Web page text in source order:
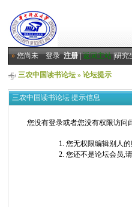
»您尚未登录 注册|返回主站|研究
三农中国读书论坛 » 论坛提示
三农中国读书论坛 提示信息
您没有登录或者您没有权限访问
您无权限编辑别人
您还不是论坛会员,